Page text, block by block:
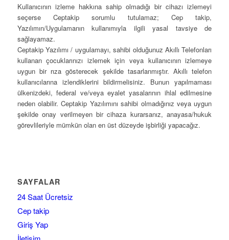
Kullanıcının izleme hakkına sahip olmadığı bir cihazı izlemeyi
seçerse Ceptakip sorumlu tutulamaz; Cep takip,
Yazılımın/Uygulamanın kullanımıyla ilgili yasal tavsiye de
sağlayamaz.
Ceptakip Yazılımı / uygulamayı, sahibi olduğunuz Akıllı Telefonları
kullanan çocuklarınızı izlemek için veya kullanıcının izlemeye
uygun bir rıza gösterecek şekilde tasarlanmıştır. Akıllı telefon
kullanıcılarına izlendiklerini bildirmelisiniz. Bunun yapılmaması
ülkenizdeki, federal ve/veya eyalet yasalarının ihlal edilmesine
neden olabilir. Ceptakip Yazılımını sahibi olmadığınız veya uygun
şekilde onay verilmeyen bir cihaza kurarsanız, anayasa/hukuk
görevlileriyle mümkün olan en üst düzeyde işbirliği yapacağız.
SAYFALAR
24 Saat Ücretsiz
Cep takip
Giriş Yap